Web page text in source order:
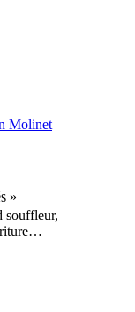
Molinet
»
souffleur,